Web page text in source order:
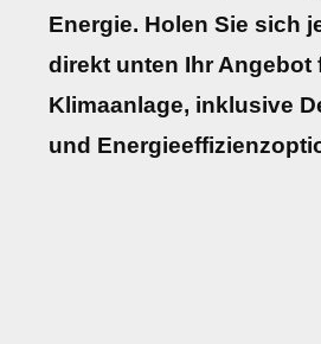
Energie. Holen Sie sich
direkt unten Ihr Angebot
Klimaanlage, inklusive
und